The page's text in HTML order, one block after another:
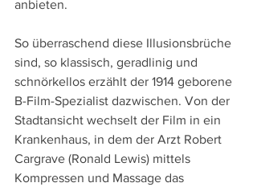
anbieten.
So überraschend diese Illusionsbrüche
sind, so klassisch, geradlinig und
schnörkellos erzählt der 1914 geborene
B-Film-Spezialist dazwischen. Von der
Stadtansicht wechselt der Film in ein
Krankenhaus, in dem der Arzt Robert
Cargrave (Ronald Lewis) mittels
Kompressen und Massage das